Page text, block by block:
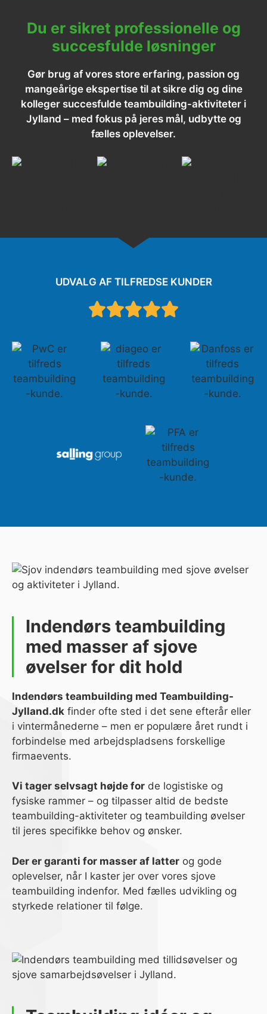
Du er sikret professionelle og
succesfulde løsninger
Gør brug af vores store erfaring, passion og
mangeårige ekspertise til at sikre dig og dine
kolleger succesfulde teambuilding-aktiviteter i
Jylland – med fokus på jeres mål, udbytte og
fælles oplevelser.
UDVALG AF TILFREDSE KUNDER
Indendørs teambuilding
med masser af sjove
øvelser for dit hold
Indendørs teambuilding med Teambuilding-
Jylland.dk finder ofte sted i det sene efterår eller
i vintermånederne – men er populære året rundt i
forbindelse med arbejdspladsens forskellige
firmaevents.
Vi tager selvsagt højde for de logistiske og
fysiske rammer – og tilpasser altid de bedste
teambuilding-aktiviteter og teambuilding øvelser
til jeres specifikke behov og ønsker.
Der er garanti for masser af latter og gode
oplevelser, når I kaster jer over vores sjove
teambuilding indenfor. Med fælles udvikling og
styrkede relationer til følge.